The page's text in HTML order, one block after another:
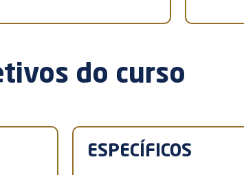
do curso
ESPECÍFICOS